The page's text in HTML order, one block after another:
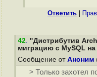
Ответить
42. "Дистрибутив
миграцию с MySQL на
Сообщение от Аноним
> Только захотел